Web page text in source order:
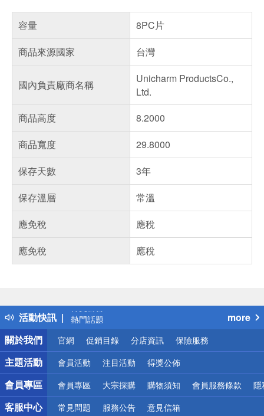
容量
8PC片
商品來源國家
台灣
國內負責廠商名稱
Unicharm ProductsCo.,
Ltd.
商品高度
8.2000
商品寬度
29.8000
保存天數
3年
保存溫層
常溫
應免稅
應稅
應免稅
應稅
活動快訊
得獎公告
熱門話題
銀行優惠
偏遠地區配送
詐騙網頁！請小心！
more
關於我們
官網 促銷目錄 分店資訊 保險服務
主題活動 會員活動 注目活動 得獎公佈
會員專區 會員專區 大宗採購 購物須知 會員服務條款 隱
客服中心 常見問題 服務公告 意見信箱